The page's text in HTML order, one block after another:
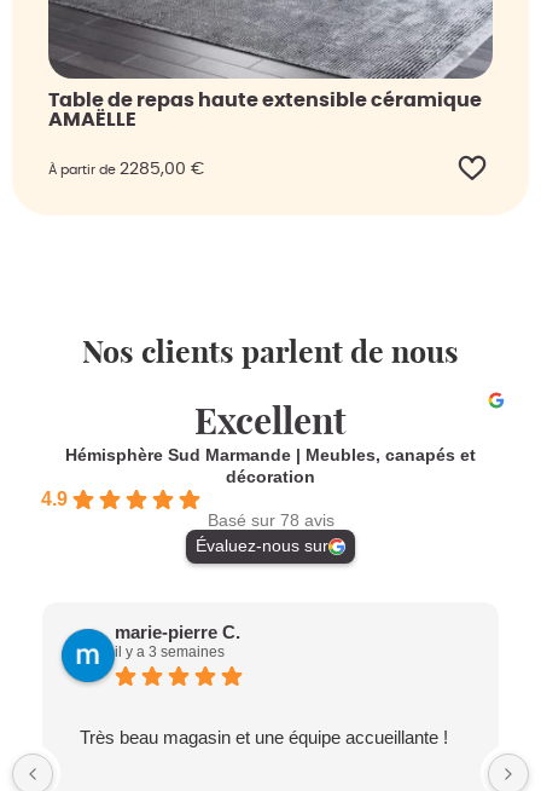
Table de repas haute extensible céramique
AMAËLLE
À partir de 2285,00 €
Nos clients parlent de nous
Excellent
Hémisphère Sud Marmande | Meubles, canapés et
décoration
4.9
Basé sur 78 avis
Évaluez-nous sur
marie-pierre C.
il y a 3 semaines
Très beau magasin et une équipe accueillante !